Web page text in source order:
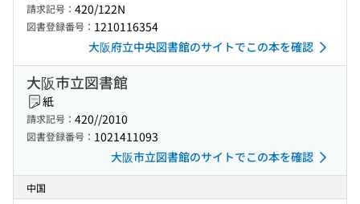
請求記号： 420/122N
図書登録番号： 1210116354
大阪府立中央図書館のサイトでこの本を確認
大阪市立図書館
紙
請求記号： 420//2010
図書登録番号： 1021411093
大阪市立図書館のサイトでこの本を確認
中国